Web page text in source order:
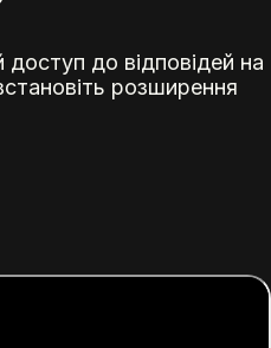
до відповідей на
розширення